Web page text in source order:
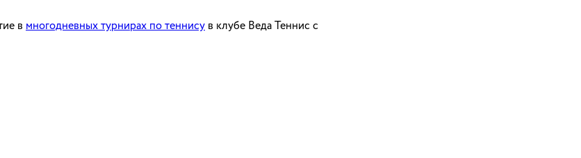
в многодневных турнирах по теннису в клубе Веда Теннис с